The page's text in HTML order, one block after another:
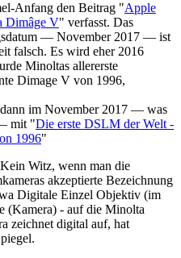
Anfang den Beitrag "Apple
Dimâge V" verfasst. Das
— November 2017 — ist
falsch. Es wird eher 2016
Minoltas allererste
Dimage V von 1996,
im November 2017 — was
mit "Die erste DSLM der Welt -
1996"
Witz, wenn man die
akzeptierte Bezeichnung
Digitale Einzel Objektiv (im
(Kamera) - auf die Minolta
zeichnet digital auf, hat